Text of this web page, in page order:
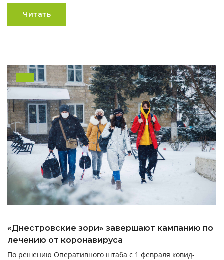
Читать
«Днестровские зори» завершают кампанию по
лечению от коронавируса
По решению Оперативного штаба с 1 февраля ковид-